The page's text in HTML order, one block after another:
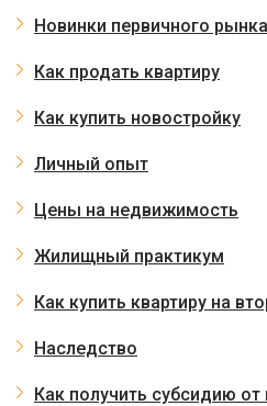
Новинки первичного рынка
Как продать квартиру
Как купить новостройку
Личный опыт
Цены на недвижимость
Жилищный практикум
Как купить квартиру на
Наследство
Как получить субсидию от